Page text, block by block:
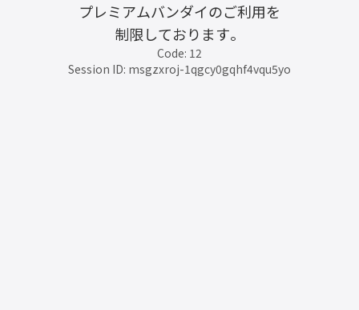
プレミアムバンダイのご利用を
制限しております。
Code: 12
Session ID: msgzxroj-1qgcy0gqhf4vqu5yo